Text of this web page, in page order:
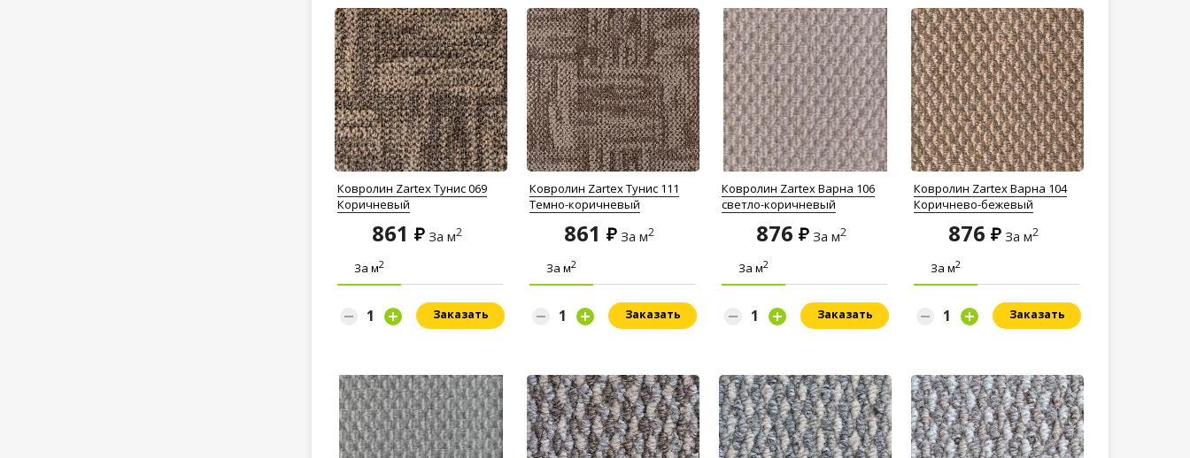
Ковролин Zartex Тунис 069
Коричневый
861 За м2
За м2
Заказать
Ковролин Zartex Тунис 111
Темно-коричневый
861 За м2
За м2
Заказать
Ковролин Zartex Варна 106
светло-коричневый
876 За м2
За м2
Заказать
Ковролин Zartex Варна 104
Коричнево-бежевый
876 За м2
За м2
Заказать